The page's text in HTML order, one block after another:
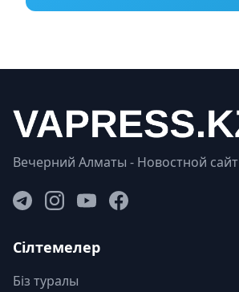
Вечерний Алматы - Новостной сайт
Сілтемелер
Біз туралы